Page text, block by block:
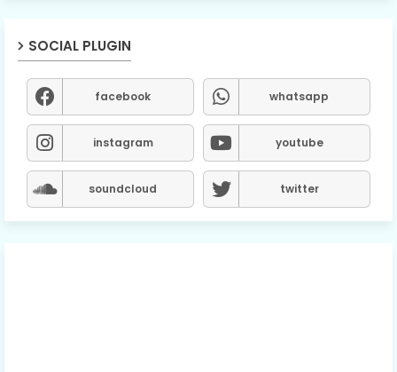
SOCIAL PLUGIN
facebook whatsapp
instagram youtube
soundcloud twitter